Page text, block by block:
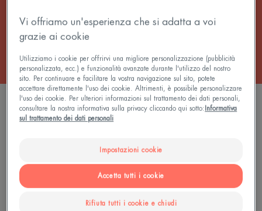
Tutti i Make-up per migliorare l’incarnato
0 risultato "Fondotinta non comedogenico"
Cerca per problematica, gamma o tipo di prodotto
Vi offriamo un'esperienza che si adatta a voi
grazie ai cookie
Utilizziamo i cookie per offrirvi una migliore personalizzazione (pubblicità
personalizzata, ecc.) e funzionalità avanzate durante l'utilizzo del nostro
sito. Per continuare e facilitare la vostra navigazione sul sito, potete
accettare direttamente l'uso dei cookie. Altrimenti, è possibile personalizzare
l'uso dei cookie. Per ulteriori informazioni sul trattamento dei dati personali,
consultare la nostra informativa sulla privacy cliccando qui sotto: Informativa
sul trattamento dei dati personali
Impostazioni cookie
Rifiuta tutti i cookie e chiudi
Accetta tutti i cookie